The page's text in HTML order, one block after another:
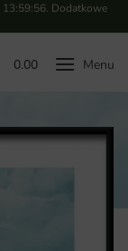
13:59:55. Dodatkowe
0.00